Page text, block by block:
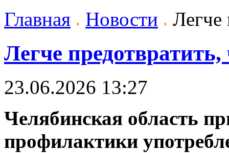
Главная
Новости Легче
Легче
23.06.2026 13:27
Челябинская область
профилактики